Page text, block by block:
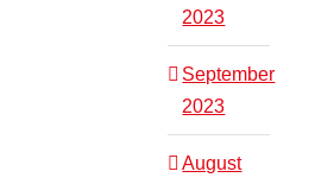
2023
September
2023
August